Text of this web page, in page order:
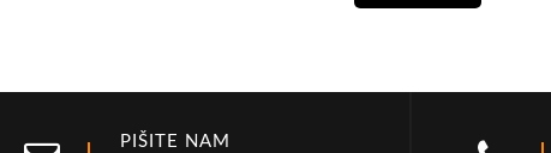
PIŠITE NAM